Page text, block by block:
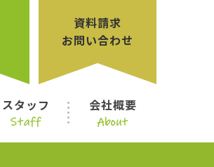
資料請求
お問い合わせ
スタッフ
Staff
会社概要
About